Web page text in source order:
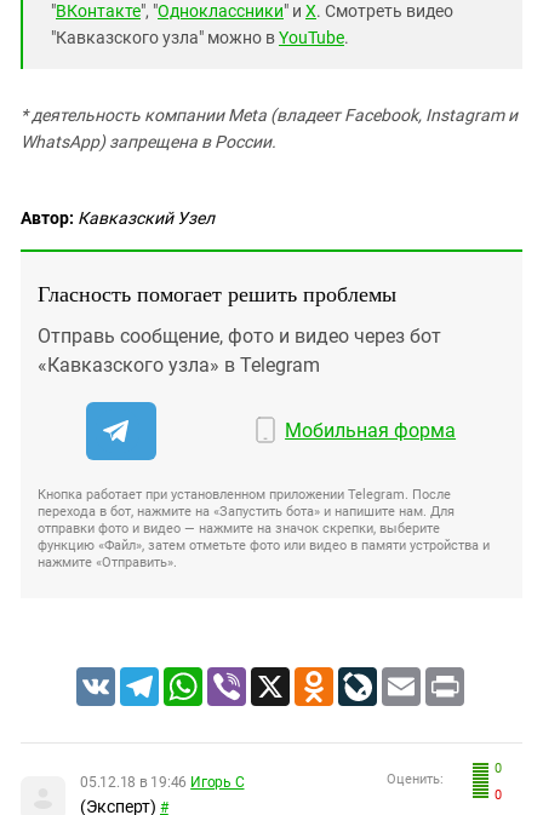
"ВКонтакте", "Одноклассники" и X. Смотреть видео
"Кавказского узла" можно вYouTube.
* деятельность компании Meta (владеет Facebook, Instagram и
WhatsApp) запрещена в России.
Автор: Кавказский Узел
Гласность помогает решить проблемы
Отправь сообщение, фото и видео через бот
«Кавказского узла» в Telegram
Мобильная форма
Кнопка работает при установленном приложении Telegram. После
перехода в бот, нажмите на «Запустить бота» и напишите нам. Для
отправки фото и видео — нажмите на значок скрепки, выберите
функцию «Файл», затем отметьте фото или видео в памяти устройства и
нажмите «Отправить».
VK TelegramWhatsApp
Viber X Odnoklassniki
LiveJournal
Email Print
0
0
Оценить:
05.12.18 в 19:46 Игорь С
(Эксперт) #